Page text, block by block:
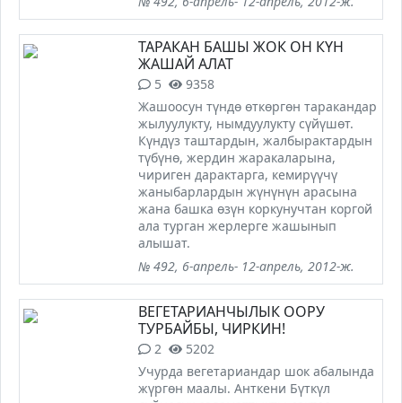
ТАРАКАН БАШЫ ЖОК ОН КҮН
ЖАШАЙ АЛАТ
5
9358
Жашоосун түндө өткөргөн таракандар
жылуулукту, нымдуулукту сүйүшөт.
Күндүз таштардын, жалбырактардын
түбүнө, жердин жаракаларына,
чириген дарактарга, кемирүүчү
жаныбарлардын жүнүнүн арасына
жана башка өзүн коркунучтан коргой
ала турган жерлерге жашынып
алышат.
№ 492, 6-апрель- 12-апрель, 2012-ж.
ВЕГЕТАРИАНЧЫЛЫК ООРУ
ТУРБАЙБЫ, ЧИРКИН!
2
5202
Учурда вегетариандар шок абалында
жүргөн маалы. Анткени Бүткүл